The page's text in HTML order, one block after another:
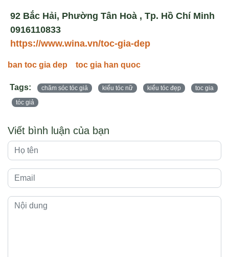
92 Bắc Hải, Phường Tân Hoà , Tp. Hồ Chí Minh
0916110833
https://www.wina.vn/toc-gia-dep
ban toc gia dep toc gia han quoc
Tags: chăm sóc tóc giả kiểu tóc nữ kiểu tóc đẹp
toc gia
tóc giả
Viết bình luận của bạn